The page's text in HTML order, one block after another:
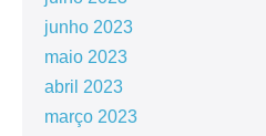
junho 2023
maio 2023
abril 2023
março 2023